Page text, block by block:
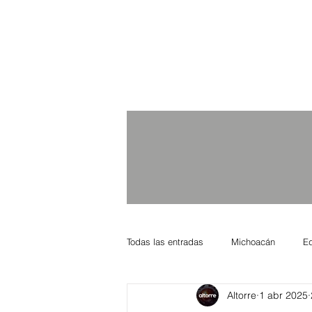
Todas las entradas Michoacán
Nacional Internacional
Altorre 1 abr 2025